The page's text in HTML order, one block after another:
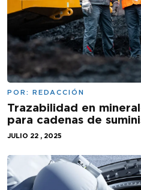
POR: REDACCIÓN
Trazabilidad en
para cadenas de
JULIO 22 , 2025